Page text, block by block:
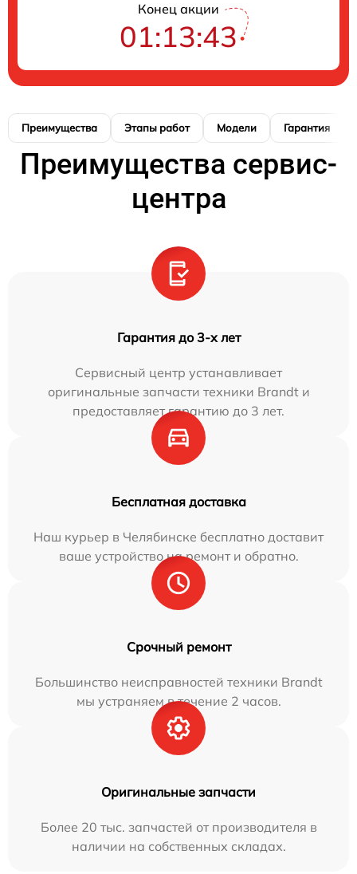
Конец акции
01:13:42
Преимущества Этапы работ Модели Гарантия
Преимущества сервис-
центра
Гарантия до 3-х лет
Сервисный центр устанавливает
оригинальные запчасти техники Brandt и
предоставляет гарантию до 3 лет.
Бесплатная доставка
Наш курьер в Челябинске бесплатно доставит
ваше устройство на ремонт и обратно.
Срочный ремонт
Большинство неисправностей техники Brandt
мы устраняем в течение 2 часов.
Оригинальные запчасти
Более 20 тыс. запчастей от производителя в
наличии на собственных складах.